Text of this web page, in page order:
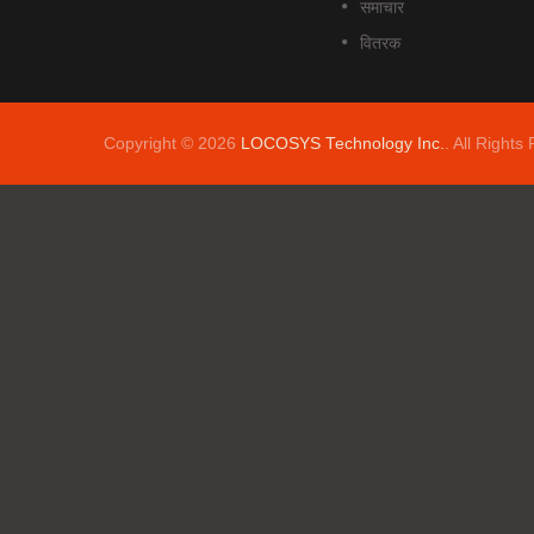
समाचार
वितरक
Copyright © 2026 LOCOSYS Technology Inc. . All Rights